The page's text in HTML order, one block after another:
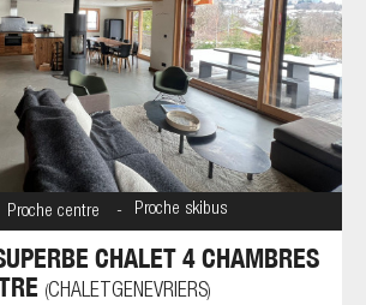
Proche centre Proche skibus
CHALET 4 CHAMBRES
(CHALETGENEVRIERS)